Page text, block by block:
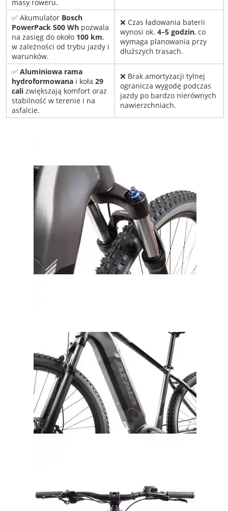
masy roweru.
✅ Akumulator Bosch
PowerPack 500 Whpozwala
na zasięg do około 100 km,
w zależności od trybu jazdy i
warunków.
❌ Czas ładowania baterii
wynosi ok. 4–5 godzin, co
wymaga planowania przy
dłuższych trasach.
✅ Aluminiowa rama
hydroformowanai koła 29
calizwiększają komfort oraz
stabilność w terenie i na
asfalcie.
❌ Brak amortyzacji tylnej
ogranicza wygodę podczas
jazdy po bardzo nierównych
nawierzchniach.